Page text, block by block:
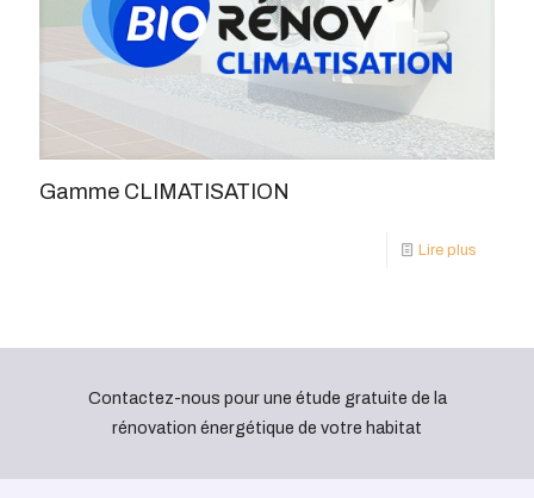
Gamme CLIMATISATION
Lire plus
Contactez-nous pour une étude gratuite de la
rénovation énergétique de votre habitat